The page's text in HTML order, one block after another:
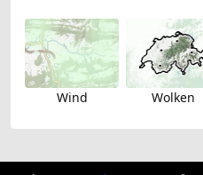
Wind Wolken